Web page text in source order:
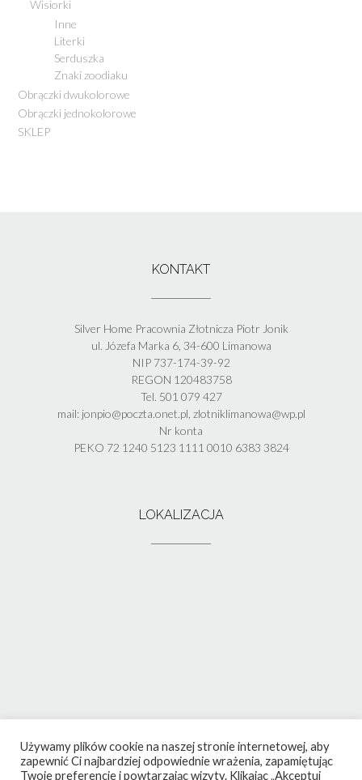
Wisiorki
Inne
Literki
Serduszka
Znaki zoodiaku
Obrączki dwukolorowe
Obrączki jednokolorowe
SKLEP
KONTAKT
Silver Home Pracownia Złotnicza Piotr Jonik
ul. Józefa Marka 6, 34-600 Limanowa
NIP 737-174-39-92
REGON 120483758
Tel. 501 079 427
mail: jonpio@poczta.onet.pl, zlotniklimanowa@wp.pl
Nr konta
PEKO 72 1240 5123 1111 0010 6383 3824
LOKALIZACJA
Używamy plików cookie na naszej stronie internetowej, aby
zapewnić Ci najbardziej odpowiednie wrażenia, zapamiętując
Twoje preferencje i powtarzając wizyty. Klikając „Akceptuj